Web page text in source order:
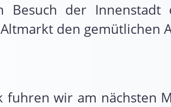
Besuch der
den gemütlichen
fuhren wir am nächsten